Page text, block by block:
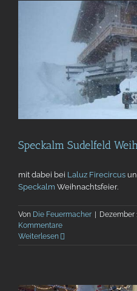
Speckalm Sudelfeld
mit dabei bei Laluz Firecircus
Speckalm Weihnachtsfeier.
Von Die Feuermacher Dezember
Kommentare
Weiterlesen